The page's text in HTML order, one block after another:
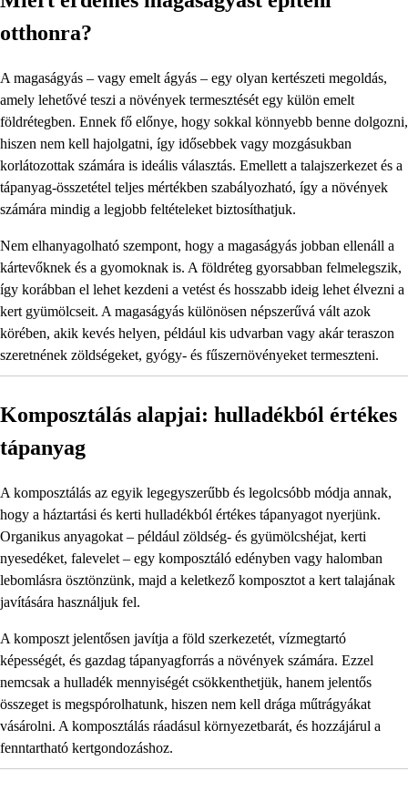
otthonra?
A magaságyás – vagy emelt ágyás – egy olyan kertészeti megoldás,
amely lehetővé teszi a növények termesztését egy külön emelt
földrétegben. Ennek fő előnye, hogy sokkal könnyebb benne dolgozni,
hiszen nem kell hajolgatni, így idősebbek vagy mozgásukban
korlátozottak számára is ideális választás. Emellett a talajszerkezet és a
tápanyag-összetétel teljes mértékben szabályozható, így a növények
számára mindig a legjobb feltételeket biztosíthatjuk.
Nem elhanyagolható szempont, hogy a magaságyás jobban ellenáll a
kártevőknek és a gyomoknak is. A földréteg gyorsabban felmelegszik,
így korábban el lehet kezdeni a vetést és hosszabb ideig lehet élvezni a
kert gyümölcseit. A magaságyás különösen népszerűvá vált azok
körében, akik kevés helyen, például kis udvarban vagy akár teraszon
szeretnének zöldségeket, gyógy- és fűszernövényeket termeszteni.
Komposztálás alapjai: hulladékból értékes
tápanyag
A komposztálás az egyik legegyszerűbb és legolcsóbb módja annak,
hogy a háztartási és kerti hulladékból értékes tápanyagot nyerjünk.
Organikus anyagokat – például zöldség- és gyümölcshéjat, kerti
nyesedéket, falevelet – egy komposztáló edényben vagy halomban
lebomlásra ösztönzünk, majd a keletkező komposztot a kert talajának
javítására használjuk fel.
A komposzt jelentősen javítja a föld szerkezetét, vízmegtartó
képességét, és gazdag tápanyagforrás a növények számára. Ezzel
nemcsak a hulladék mennyiségét csökkenthetjük, hanem jelentős
összeget is megspórolhatunk, hiszen nem kell drága műtrágyákat
vásárolni. A komposztálás ráadásul környezetbarát, és hozzájárul a
fenntartható kertgondozáshoz.